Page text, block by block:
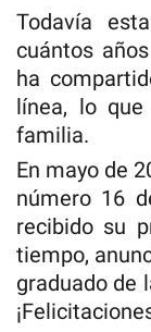
Todavía
cuántos
ha
línea, lo
familia.
En mayo de
número 16
recibido su
tiempo,
graduado de